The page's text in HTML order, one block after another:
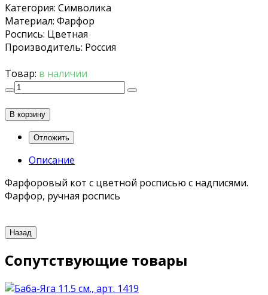
Категория: Символика
Материал: Фарфор
Роспись: Цветная
Производитель: Россия
Товар: в наличии
В корзину
Описание
Фарфоровый кот с цветной росписью с надписями.
Фарфор, ручная роспись
Сопутствующие товары